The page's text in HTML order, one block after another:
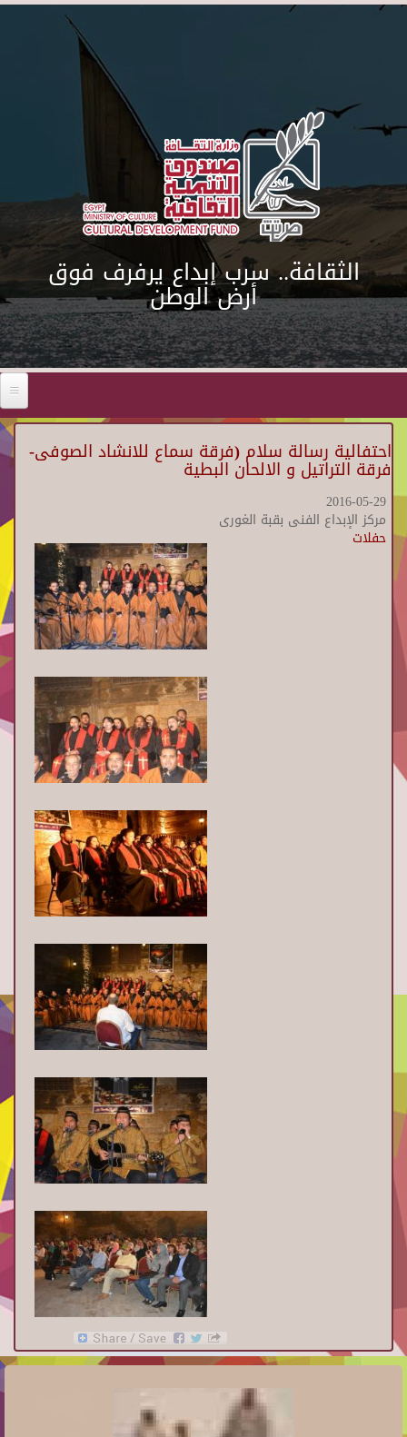
Skip to main content
الثقافة.. سرب إبداع يرفرف فوق
أرض الوطن
احتفالية رسالة سلام (فرقة سماع للانشاد الصوفى-
فرقة التراتيل و الالحان البطية
2016-05-29
مركز الإبداع الفنى بقبة الغورى
حفلات